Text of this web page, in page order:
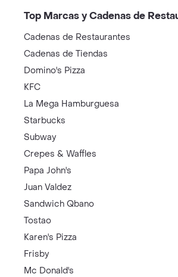
Top Marcas y Cadenas de
Cadenas de Restaurantes
Cadenas de Tiendas
Domino's Pizza
KFC
La Mega Hamburguesa
Starbucks
Subway
Crepes & Waffles
Papa John's
Juan Valdez
Sandwich Qbano
Tostao
Karen's Pizza
Frisby
Mc Donald's